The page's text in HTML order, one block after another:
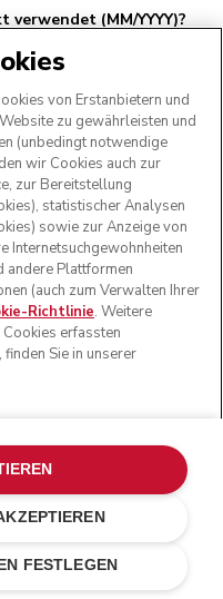
CHF 139.80
IN DEN EINKAUFSWAGEN
von Erstanbietern und
zu gewährleisten und
(unbedingt notwendige
wir Cookies auch zur
zur Bereitstellung
statistischer Analysen
sowie zur Anzeige von
Internetsuchgewohnheiten
andere Plattformen
(auch zum Verwalten Ihrer
Richtlinie. Weitere
erfassten
Sie in unserer
FESTLEGEN